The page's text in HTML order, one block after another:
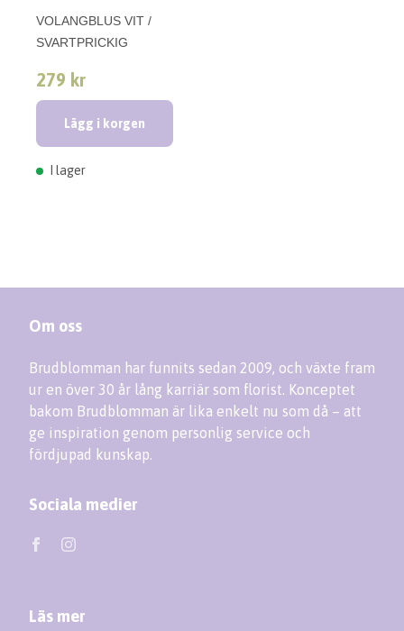
VOLANGBLUS VIT /
SVARTPRICKIG
279 kr
Lägg i korgen
I lager
Om oss
Brudblomman har funnits sedan 2009, och växte fram
ur en över 30 år lång karriär som florist. Konceptet
bakom Brudblomman är lika enkelt nu som då – att
ge inspiration genom personlig service och
fördjupad kunskap.
Sociala medier
Läs mer